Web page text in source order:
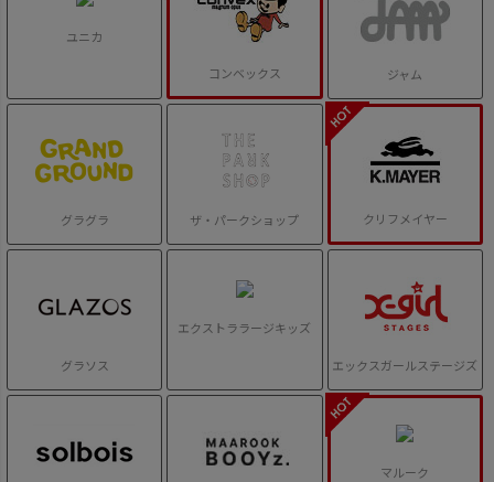
ユニカ
コンベックス ジャム
グラグラ ザ・パークショップ クリフメイヤー
グラソス
エクストララージキッズ
エックスガールステージズ
マルーク